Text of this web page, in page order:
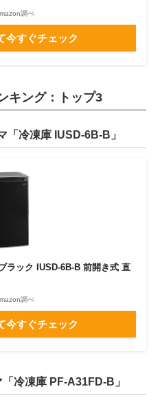
調べ
今すぐチェック
キング：トップ3
「冷凍庫 IUSD-6B-B」
ラック IUSD-6B-B 前開き式 直
調べ
今すぐチェック
冷凍庫 PF-A31FD-B」